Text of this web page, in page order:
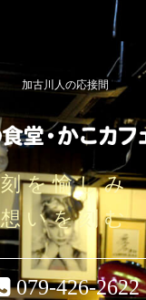
加古川人の応接間
刻を愉しみ
想いを刻む
079-426-2622